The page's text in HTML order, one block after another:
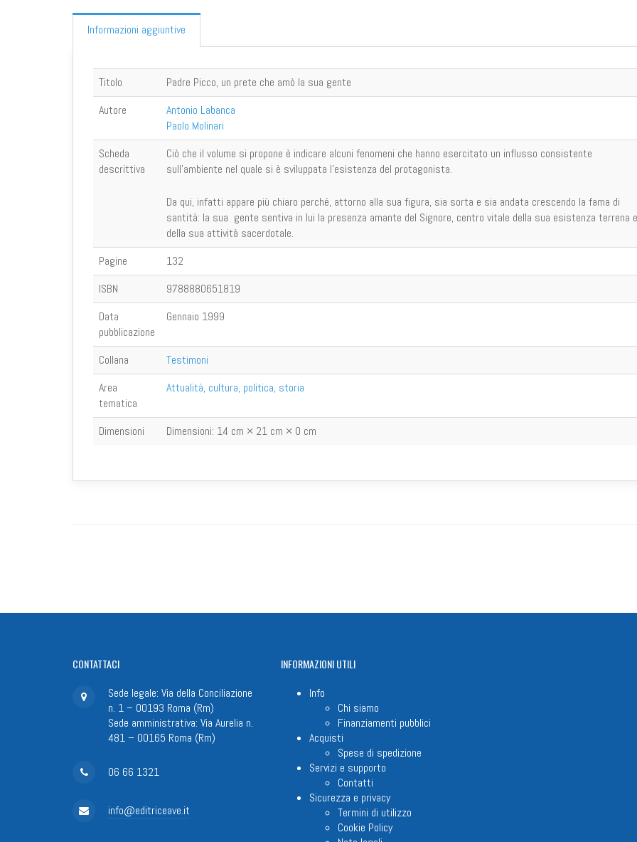
Informazioni aggiuntive
Titolo
Padre Picco, un prete che amò la sua gente
Autore
Antonio Labanca
Paolo Molinari
Scheda
descrittiva
Ciò che il volume si propone è indicare alcuni fenomeni che hanno esercitato un influsso consistente
sull'ambiente nel quale si è sviluppata l'esistenza del protagonista.
Da qui, infatti appare più chiaro perché, attorno alla sua figura, sia sorta e sia andata crescendo la fama di
santità: la sua gente sentiva in lui la presenza amante del Signore, centro vitale della sua esistenza terrena e
della sua attività sacerdotale.
Pagine
132
ISBN
9788880651819
Data
pubblicazione
Gennaio 1999
Collana
Testimoni
Area
tematica
Attualità, cultura, politica, storia
Dimensioni Dimensioni: 14 cm × 21 cm × 0 cm
CONTATTACI
Sede legale: Via della Conciliazione
n. 1 – 00193 Roma (Rm)
Sede amministrativa: Via Aurelia n.
481 – 00165 Roma (Rm)
06 66 1321
info@editriceave.it
INFORMAZIONIUTILI
Info
Chi siamo
Finanziamenti pubblici
Acquisti
Spese di spedizione
Servizi e supporto
Contatti
Sicurezza e privacy
Termini di utilizzo
Cookie Policy